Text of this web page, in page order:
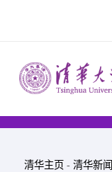
清华主页 - 清华新闻